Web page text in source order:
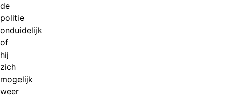
de
politie
onduidelijk
of
hij
zich
mogelijk
weer